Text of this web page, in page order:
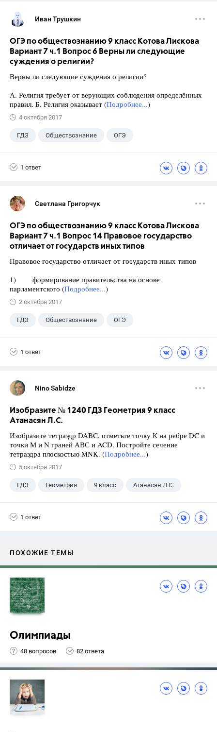
Иван Трушкин
ОГЭ по обществознанию 9 класс Котова Лискова
Вариант 7 ч.1 Вопрос 6 Верны ли следующие
суждения о религии?
Верны ли следующие суждения о религии?
А. Религия требует от верующих соблюдения определённых
правил. Б. Религия оказывает (Подробнее...)
4 октября 2017
ГДЗ Обществознание ОГЭ
1 ответ
Светлана Григорчук
ОГЭ по обществознанию 9 класс Котова Лискова
Вариант 7 ч.1 Вопрос 14 Правовое государство
отличает от государств иных типов
Правовое государство отличает от государств иных типов
1) формирование правительства на основе
парламентского (Подробнее...)
2 октября 2017
ГДЗ Обществознание ОГЭ
1 ответ
Nino Sabidze
Изобразите № 1240 ГДЗ Геометрия 9 класс
Атанасян Л.С.
Изобразите тетраэдр DABC, отметьте точку К на ребре DC и
точки М и N граней АВС и ACD. Постройте сечение
тетраэдра плоскостью MNK. (Подробнее...)
5 октября 2017
ГДЗ Геометрия 9 класс Атанасян Л.С.
1 ответ
ПОХОЖИЕ ТЕМЫ
Олимпиады
48 вопросов 82 ответа